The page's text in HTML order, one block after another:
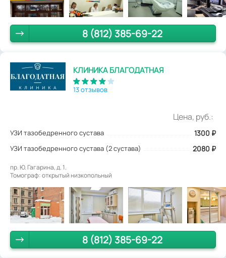
8 (812) 385-69-22
КЛИНИКА БЛАГОДАТНАЯ
13 отзывов
Цена, руб.:
УЗИ тазобедренного сустава 1300 ₽
УЗИ тазобедренного сустава (2 сустава) 2080 ₽
пр. Ю. Гагарина, д. 1.
Томограф: открытый низкопольный
8 (812) 385-69-22